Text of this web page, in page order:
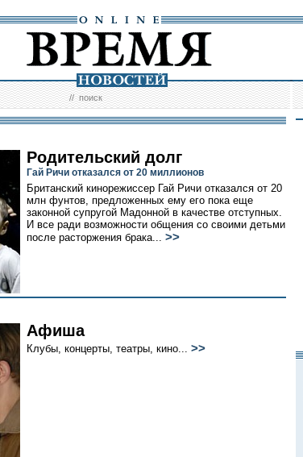
//поиск
Родительский долг
Гай Ричи отказался от 20 миллионов
Британский кинорежиссер Гай Ричи отказался от 20
млн фунтов, предложенных ему его пока еще
законной супругой Мадонной в качестве отступных.
И все ради возможности общения со своими детьми
после расторжения брака... >>
Афиша
Клубы, концерты, театры, кино... >>